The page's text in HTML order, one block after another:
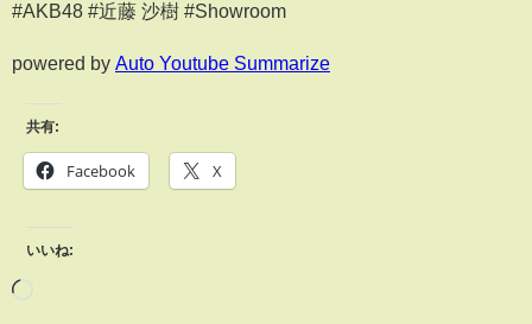
#AKB48 #近藤 沙樹 #Showroom
powered by Auto Youtube Summarize
共有:
Facebook X
いいね: